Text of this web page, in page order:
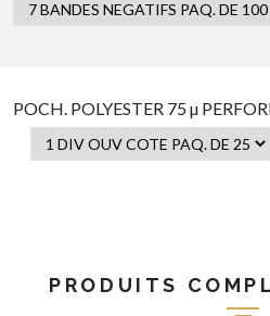
POCH. POLYESTER 75 µ
PRODUITS